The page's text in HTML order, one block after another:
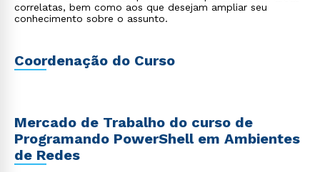
correlatas, bem como aos que desejam ampliar seu
conhecimento sobre o assunto.
Coordenação do Curso
Mercado de Trabalho do curso de
Programando PowerShell em Ambientes
de Redes